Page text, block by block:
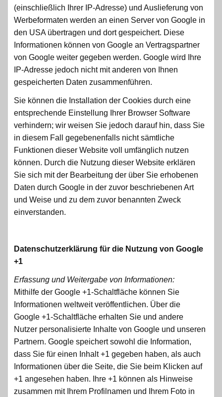
(einschließlich Ihrer IP-Adresse) und Auslieferung von
Werbeformaten werden an einen Server von Google in
den USA übertragen und dort gespeichert. Diese
Informationen können von Google an Vertragspartner
von Google weiter gegeben werden. Google wird Ihre
IP-Adresse jedoch nicht mit anderen von Ihnen
gespeicherten Daten zusammenführen.
Sie können die Installation der Cookies durch eine
entsprechende Einstellung Ihrer Browser Software
verhindern; wir weisen Sie jedoch darauf hin, dass Sie
in diesem Fall gegebenenfalls nicht sämtliche
Funktionen dieser Website voll umfänglich nutzen
können. Durch die Nutzung dieser Website erklären
Sie sich mit der Bearbeitung der über Sie erhobenen
Daten durch Google in der zuvor beschriebenen Art
und Weise und zu dem zuvor benannten Zweck
einverstanden.
Datenschutzerklärung für die Nutzung von Google
+1
Erfassung und Weitergabe von Informationen:
Mithilfe der Google +1-Schaltfläche können Sie
Informationen weltweit veröffentlichen. Über die
Google +1-Schaltfläche erhalten Sie und andere
Nutzer personalisierte Inhalte von Google und unseren
Partnern. Google speichert sowohl die Information,
dass Sie für einen Inhalt +1 gegeben haben, als auch
Informationen über die Seite, die Sie beim Klicken auf
+1 angesehen haben. Ihre +1 können als Hinweise
zusammen mit Ihrem Profilnamen und Ihrem Foto in